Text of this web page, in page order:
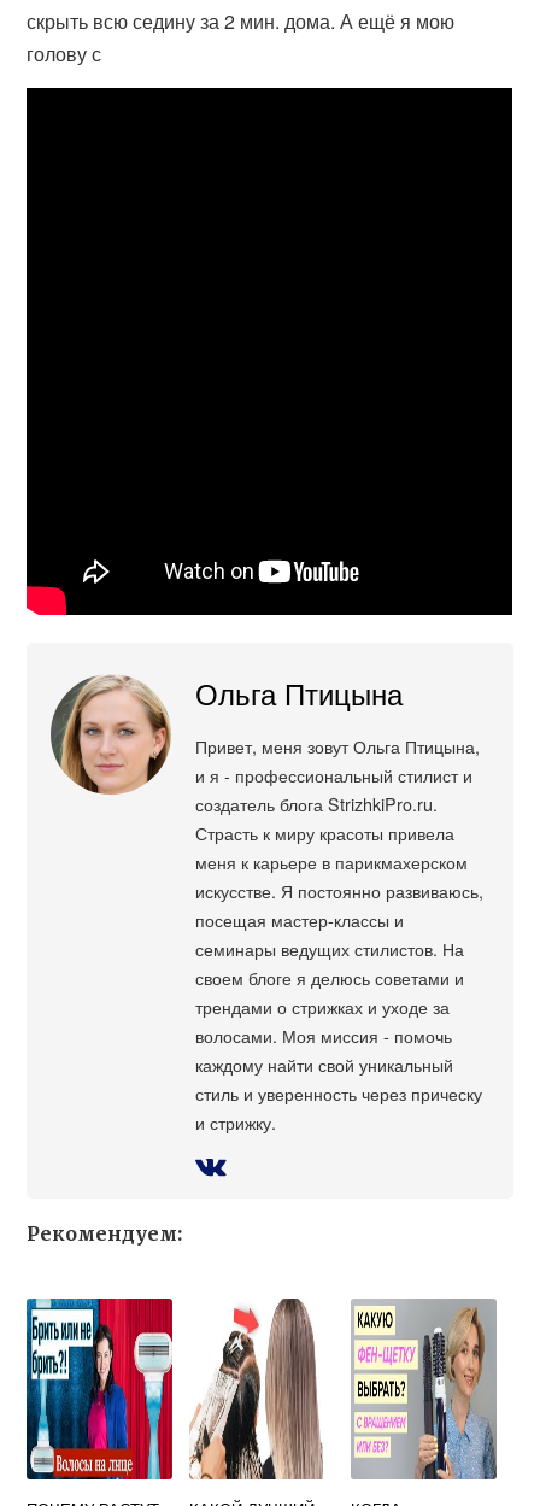
скрыть всю седину за 2 мин. дома. А ещё я мою
голову с
Ольга Птицына
Привет, меня зовут Ольга Птицына,
и я - профессиональный стилист и
создатель блога StrizhkiPro.ru.
Страсть к миру красоты привела
меня к карьере в парикмахерском
искусстве. Я постоянно развиваюсь,
посещая мастер-классы и
семинары ведущих стилистов. На
своем блоге я делюсь советами и
трендами о стрижках и уходе за
волосами. Моя миссия - помочь
каждому найти свой уникальный
стиль и уверенность через прическу
и стрижку.
Рекомендуем: